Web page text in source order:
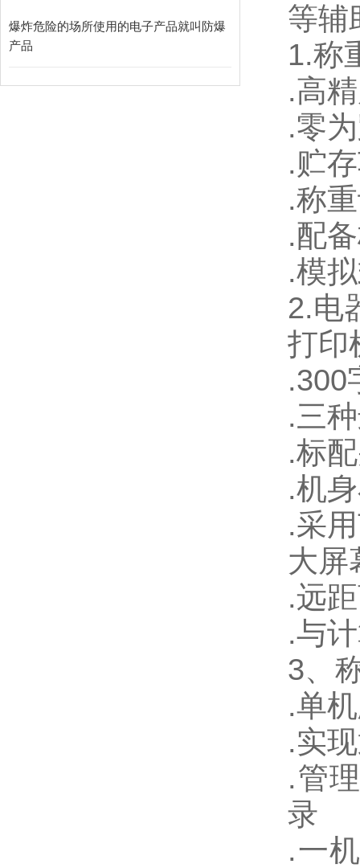
爆炸危险的场所使用的电子产品就叫防爆
产品
等辅
1.称
.高
.零
.贮
.称
.配
.模
2.电
打印
.300
.三
.标
.机
.采
大屏
.远
.与
3、
.单
.实
.管
录
.一